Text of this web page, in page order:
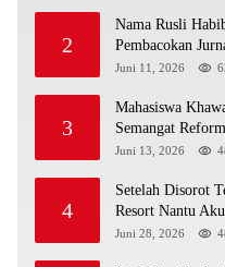
2
Nama Rusli
Pembacokan
Juni 11, 2026
3
Mahasiswa
Semangat
Juni 13, 2026
4
Setelah Disorot
Resort Nantu
Kawasan
Juni 28, 2026